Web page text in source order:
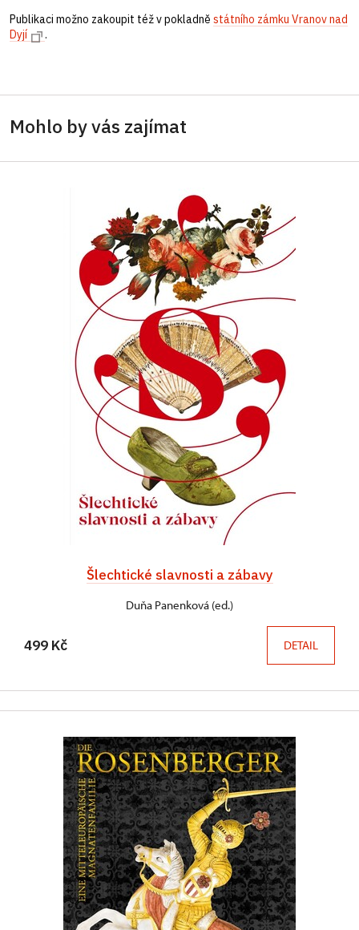
Publikaci možno zakoupit též v pokladně státního zámku Vranov nad
Dyjí
.
Mohlo by vás zajímat
Šlechtické slavnosti a zábavy
Duňa Panenková (ed.)
499 Kč DETAIL